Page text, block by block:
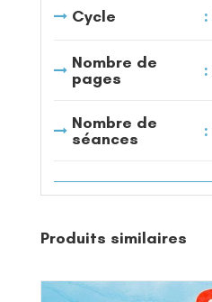
Cycle
Nombre de
pages
Nombre de
séances
Produits similaires